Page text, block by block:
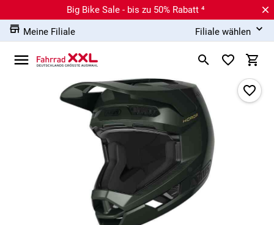
Big Bike Sale - bis zu 50% Rabatt ⁴
Meine Filiale
Filiale wählen